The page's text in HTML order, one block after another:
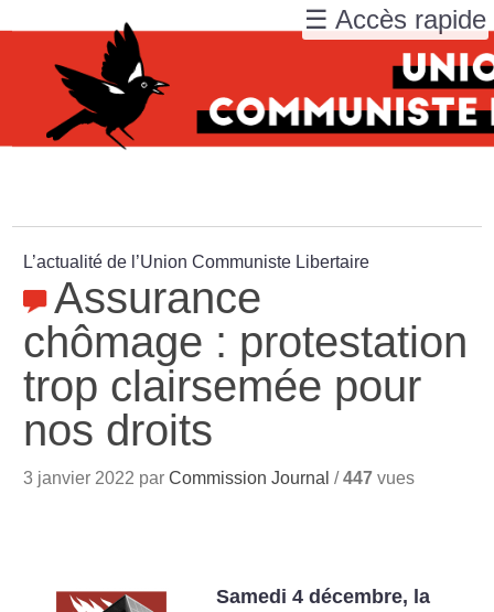
L’actualité de l’Union Communiste Libertaire
Assurance
chômage : protestation
trop clairsemée pour
nos droits
3 janvier 2022 parCommission Journal /447 vues
Samedi 4 décembre, la
☰ Accès rapide